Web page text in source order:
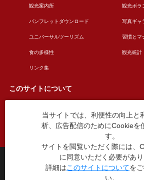
観光案内所 観光ボラ
パンフレットダウンロード 写真ギャ
ユニバーサルツーリズム 習慣とマ
食の多様性 観光統計
リンク集
このサイトについて
このサイトについて 広告掲載
お問い合わせ
台東区役所観光課
〒110-8615 東京都台東区東上野4丁
TEL：03-5246-1151
当サイトでは、利便性の向上と
析、広告配信のためにCookieを
す。
サイトを閲覧いただく際には、
に同意いただく必要があり
詳細はこのサイトについてを
い。